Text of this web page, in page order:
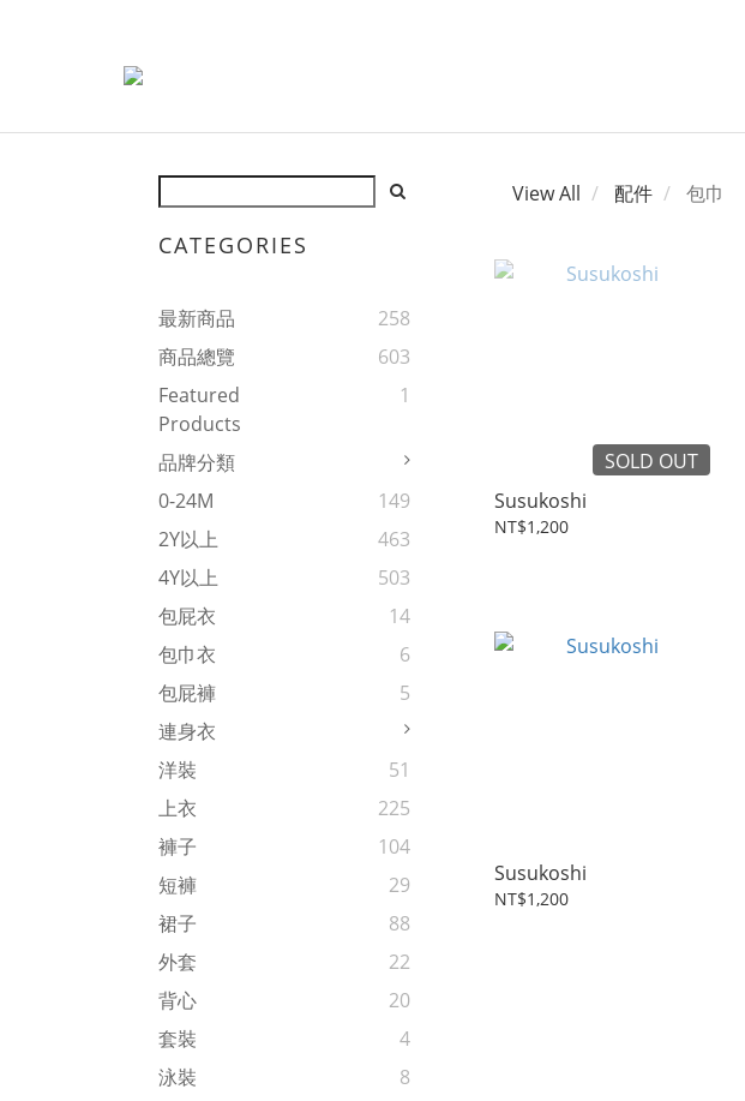
CATEGORIES
最新商品
258
商品總覽
603
Featured
Products
1
品牌分類
0-24M
149
2Y以上
463
4Y以上
503
包屁衣
14
包巾衣
6
包屁褲
5
連身衣
洋裝
51
上衣
225
褲子
104
短褲
29
裙子
88
外套
22
背心
20
套裝
4
泳裝
8
View All 配件 包巾
SOLD OUT
Susukoshi
NT$1,200
Susukoshi
NT$1,200